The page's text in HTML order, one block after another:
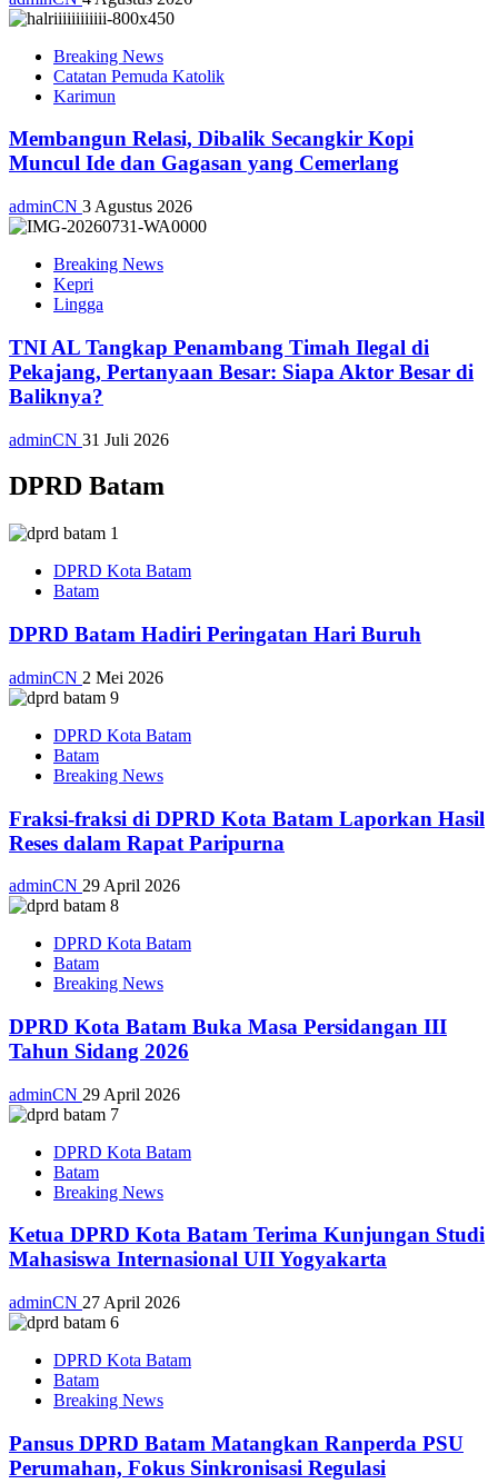
Breaking News
Catatan Pemuda Katolik
Karimun
Membangun Relasi, Dibalik Secangkir Kopi
Muncul Ide dan Gagasan yang Cemerlang
adminCN 3 Agustus 2026
Breaking News
Kepri
Lingga
TNI AL Tangkap Penambang Timah Ilegal di
Pekajang, Pertanyaan Besar: Siapa Aktor Besar di
Baliknya?
adminCN 31 Juli 2026
DPRD Batam
DPRD Kota Batam
Batam
DPRD Batam Hadiri Peringatan Hari Buruh
adminCN 2 Mei 2026
DPRD Kota Batam
Batam
Breaking News
Fraksi-fraksi di DPRD Kota Batam Laporkan Hasil
Reses dalam Rapat Paripurna
adminCN 29 April 2026
DPRD Kota Batam
Batam
Breaking News
DPRD Kota Batam Buka Masa Persidangan III
Tahun Sidang 2026
adminCN 29 April 2026
DPRD Kota Batam
Batam
Breaking News
Ketua DPRD Kota Batam Terima Kunjungan Studi
Mahasiswa Internasional UII Yogyakarta
adminCN 27 April 2026
DPRD Kota Batam
Batam
Breaking News
Pansus DPRD Batam Matangkan Ranperda PSU
Perumahan, Fokus Sinkronisasi Regulasi